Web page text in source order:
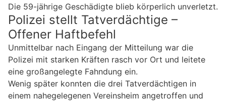
Die 59-jährige Geschädigte blieb körperlich unverletzt.
Polizei stellt Tatverdächtige –
Offener Haftbefehl
Unmittelbar nach Eingang der Mitteilung war die
Polizei mit starken Kräften rasch vor Ort und leitete
eine großangelegte Fahndung ein.
Wenig später konnten die drei Tatverdächtigen in
einem nahegelegenen Vereinsheim angetroffen und